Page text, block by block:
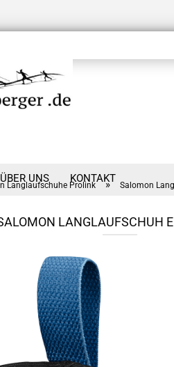
ÜBER UNS KONTAKT
Langlaufschuhe Prolink » Salomon
LANGLAUFSCHUH